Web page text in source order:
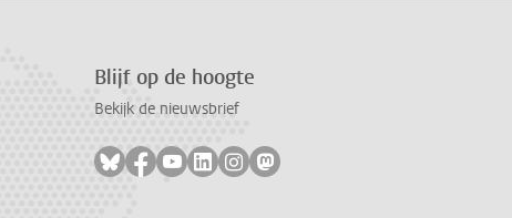
Blijf op de hoogte
Bekijk de nieuwsbrief
Volg ons op bluesky
Volg ons op facebook
Volg ons op youtube
Volg ons op linkedin
Volg ons op instagram
Volg ons op mastodon